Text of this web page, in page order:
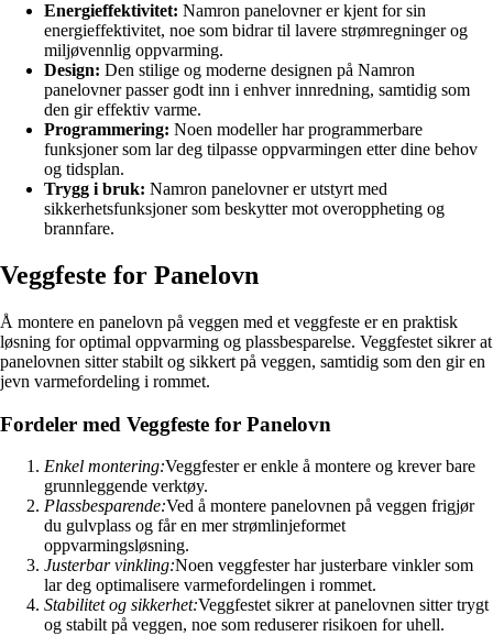
Energieffektivitet: Namron panelovner er kjent for sin
energieffektivitet, noe som bidrar til lavere strømregninger og
miljøvennlig oppvarming.
Design: Den stilige og moderne designen på Namron
panelovner passer godt inn i enhver innredning, samtidig som
den gir effektiv varme.
Programmering: Noen modeller har programmerbare
funksjoner som lar deg tilpasse oppvarmingen etter dine behov
og tidsplan.
Trygg i bruk: Namron panelovner er utstyrt med
sikkerhetsfunksjoner som beskytter mot overoppheting og
brannfare.
Veggfeste for Panelovn
Å montere en panelovn på veggen med et veggfeste er en praktisk
løsning for optimal oppvarming og plassbesparelse. Veggfestet sikrer at
panelovnen sitter stabilt og sikkert på veggen, samtidig som den gir en
jevn varmefordeling i rommet.
Fordeler med Veggfeste for Panelovn
Enkel montering:Veggfester er enkle å montere og krever bare
grunnleggende verktøy.
Plassbesparende:Ved å montere panelovnen på veggen frigjør
du gulvplass og får en mer strømlinjeformet
oppvarmingsløsning.
Justerbar vinkling:Noen veggfester har justerbare vinkler som
lar deg optimalisere varmefordelingen i rommet.
Stabilitet og sikkerhet:Veggfestet sikrer at panelovnen sitter trygt
og stabilt på veggen, noe som reduserer risikoen for uhell.